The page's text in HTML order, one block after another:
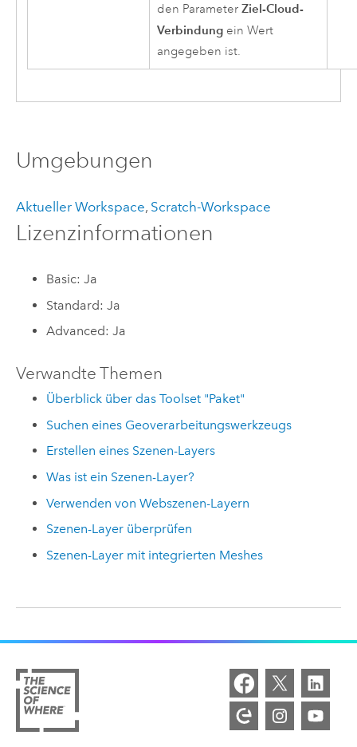
den Parameter Ziel-Cloud-
Verbindungein Wert
angegeben ist.
Umgebungen
Aktueller Workspace, Scratch-Workspace
Lizenzinformationen
Basic: Ja
Standard: Ja
Advanced: Ja
Verwandte Themen
Überblick über das Toolset "Paket"
Suchen eines Geoverarbeitungswerkzeugs
Erstellen eines Szenen-Layers
Was ist ein Szenen-Layer?
Verwenden von Webszenen-Layern
Szenen-Layer überprüfen
Szenen-Layer mit integrierten Meshes